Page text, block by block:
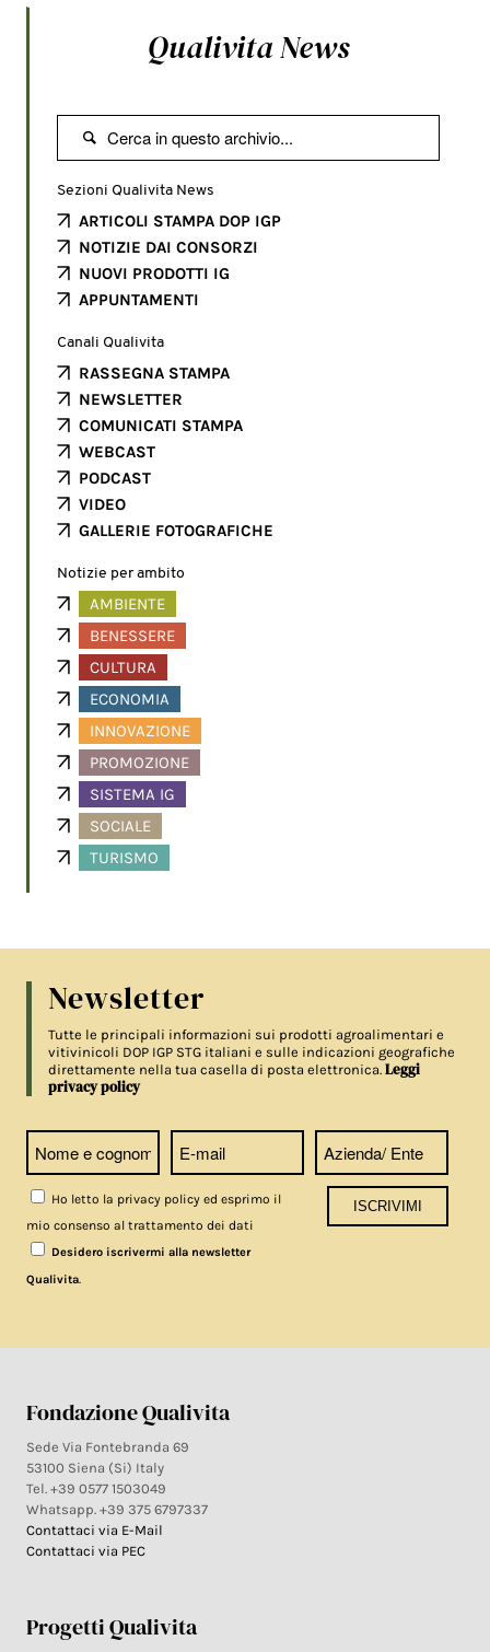
Qualivita News

Sezioni Qualivita News
ARTICOLI STAMPA DOP IGP
NOTIZIE DAI CONSORZI
NUOVI PRODOTTI IG
APPUNTAMENTI
Canali Qualivita
RASSEGNA STAMPA
NEWSLETTER
COMUNICATI STAMPA
WEBCAST
PODCAST
VIDEO
GALLERIE FOTOGRAFICHE
Notizie per ambito
AMBIENTE
BENESSERE
CULTURA
ECONOMIA
INNOVAZIONE
PROMOZIONE
SISTEMA IG
SOCIALE
TURISMO
Newsletter
Tutte le principali informazioni sui prodotti agroalimentari e
vitivinicoli DOP IGP STG italiani e sulle indicazioni geografiche
direttamente nella tua casella di posta elettronica.Leggi
privacy policy
Ho letto la privacy policy ed esprimo il
mio consenso al trattamento dei dati
Desidero iscrivermi alla newsletter
Qualivita
Fondazione Qualivita
Sede Via Fontebranda 69
53100 Siena (Si) Italy
Tel. +39 0577 1503049
Whatsapp. +39 375 6797337
Contattaci via E-Mail
Contattaci via PEC
Progetti Qualivita